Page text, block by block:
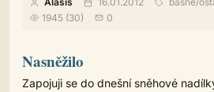
1945 (30)
0
Nasněžilo
Zapojuji se do dnešní sněhové